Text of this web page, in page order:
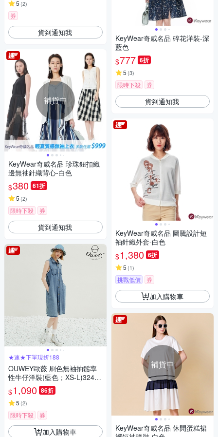
5 (2)
券
貨到通知我
補貨中
KeyWear奇威名品 珍珠鈕扣織
邊無袖針織背心-白色
$380 61折
5 (2)
限時下殺 券
貨到通知我
★速★下單現折188
OUWEY歐薇 刷色無袖抽鬚率
性牛仔洋裝(藍色；XS-L)32423
28742
$1,090 86折
5 (2)
限時下殺 券
加入購物車
KeyWear奇威名品 碎花洋裝-深
藍色
$777 6折
5 (3)
限時下殺 券
貨到通知我
KeyWear奇威名品 圖騰設計短
袖針織外套-白色
$1,380 6折
5 (1)
挑戰低價 券
加入購物車
補貨中
KeyWear奇威名品 休閒蛋糕裙